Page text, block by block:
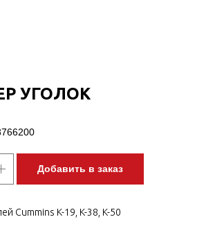
УГОЛОК
Добавить в заказ
Cummins K-19, K-38, K-50